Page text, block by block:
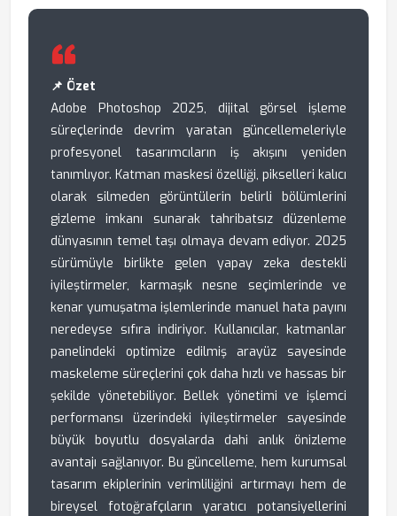
📌 Özet
Adobe Photoshop 2025, dijital görsel işleme
süreçlerinde devrim yaratan güncellemeleriyle
profesyonel tasarımcıların iş akışını yeniden
tanımlıyor. Katman maskesi özelliği, pikselleri kalıcı
olarak silmeden görüntülerin belirli bölümlerini
gizleme imkanı sunarak tahribatsız düzenleme
dünyasının temel taşı olmaya devam ediyor. 2025
sürümüyle birlikte gelen yapay zeka destekli
iyileştirmeler, karmaşık nesne seçimlerinde ve
kenar yumuşatma işlemlerinde manuel hata payını
neredeyse sıfıra indiriyor. Kullanıcılar, katmanlar
panelindeki optimize edilmiş arayüz sayesinde
maskeleme süreçlerini çok daha hızlı ve hassas bir
şekilde yönetebiliyor. Bellek yönetimi ve işlemci
performansı üzerindeki iyileştirmeler sayesinde
büyük boyutlu dosyalarda dahi anlık önizleme
avantajı sağlanıyor. Bu güncelleme, hem kurumsal
tasarım ekiplerinin verimliliğini artırmayı hem de
bireysel fotoğrafçıların yaratıcı potansiyellerini